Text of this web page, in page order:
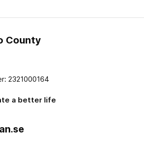
County
2321000164
a better life